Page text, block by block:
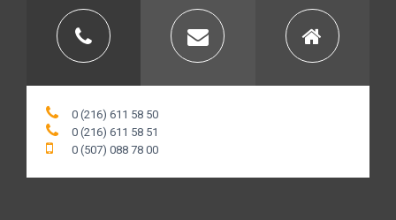
0 (216) 611 58 50
0 (216) 611 58 51